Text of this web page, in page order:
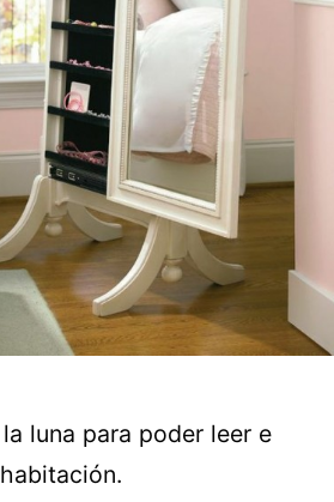
luna para poder leer e